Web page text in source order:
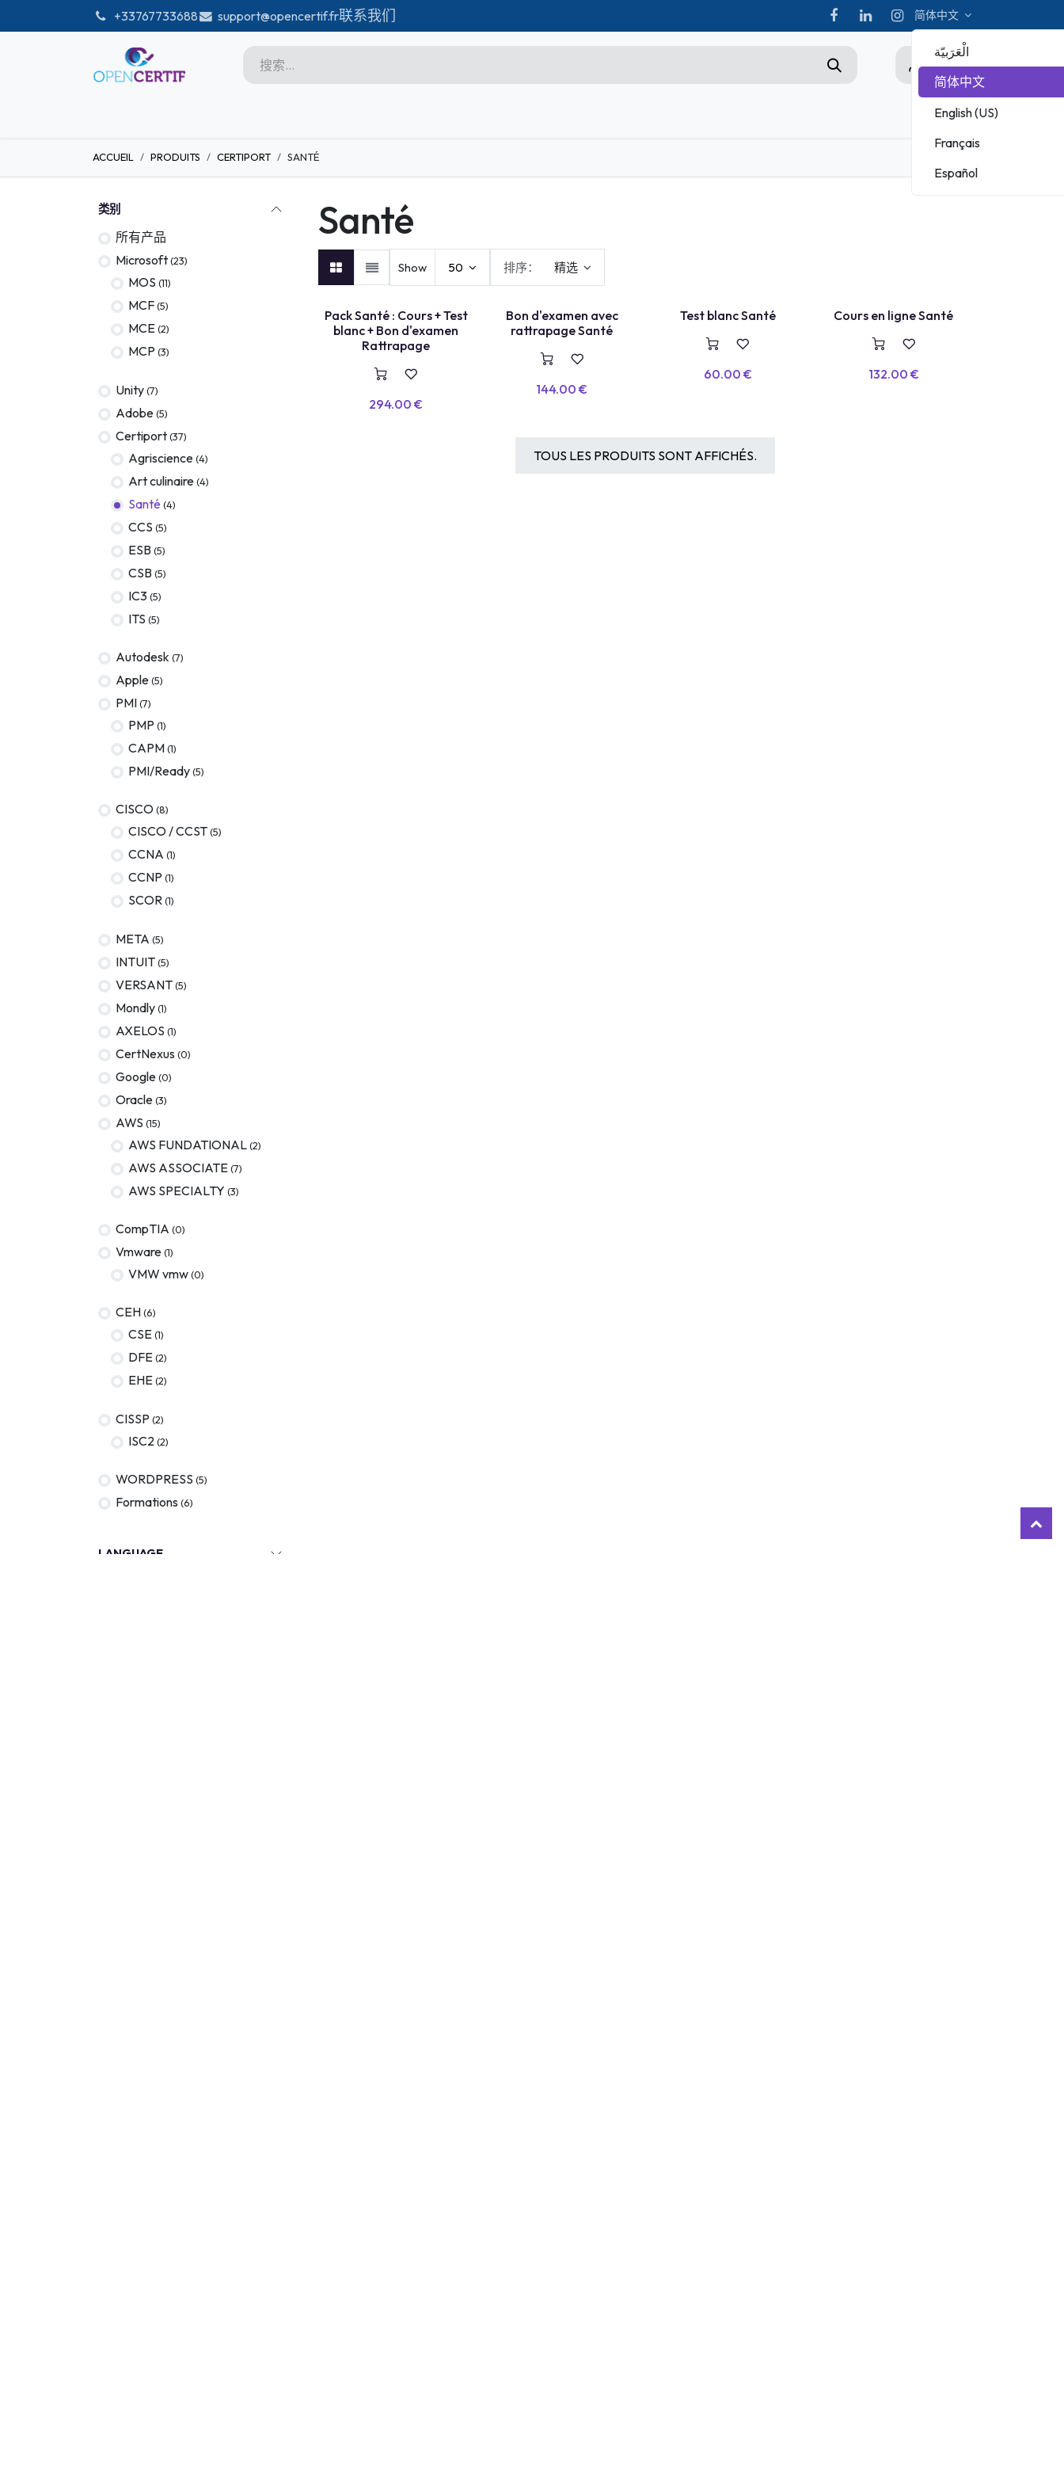
+33767733688 support@opencertif.fr联系我们 简体中文
الْعَرَبيّة
简体中文
English (US)
Français
Español
Microsoft
servicenow
Apple
Meta
Versant
axelos
Microsoft Excel Expert
Power Bi
Création d'entreprise
Création de Site
Webmarketing & Réseaux
Intelligence Artificielle
ACCUEIL PRODUITS CERTIPORT SANTÉ
类别
所有产品
Microsoft (23)
MOS (11)
MCF (5)
MCE (2)
MCP (3)
Unity (7)
Adobe (5)
Certiport (37)
Agriscience (4)
Art culinaire (4)
Santé (4)
CCS (5)
ESB (5)
CSB (5)
IC3 (5)
ITS (5)
Autodesk (7)
Apple (5)
PMI (7)
PMP (1)
CAPM (1)
PMI/Ready (5)
CISCO (8)
CISCO / CCST (5)
CCNA (1)
CCNP (1)
SCOR (1)
META (5)
INTUIT (5)
VERSANT (5)
Mondly (1)
AXELOS (1)
CertNexus (0)
Google(0)
Oracle(3)
AWS (15)
AWS FUNDATIONAL (2)
AWS ASSOCIATE (7)
AWS SPECIALTY (3)
CompTIA (0)
Vmware (1)
VMW vmw (0)
CEH (6)
CSE (1)
DFE (2)
EHE (2)
CISSP (2)
ISC2 (2)
WORDPRESS (5)
Formations (6)
LANGUAGE
Santé
排序： 精选
Show 50
TEST LABEL
Pack Santé : Cours + Test
blanc + Bon d'examen
Rattrapage
294.00 €
E
X
A
M
E
N
+
R
E
P
A
S
S
A
G
E
Bon d'examen avec
rattrapage Santé
144.00 €
TEST BLANC
Test blanc Santé
60.00 €
COURS EN LIGNE
Cours en ligne Santé
132.00 €
TOUS LES PRODUITS SONT AFFICHÉS.